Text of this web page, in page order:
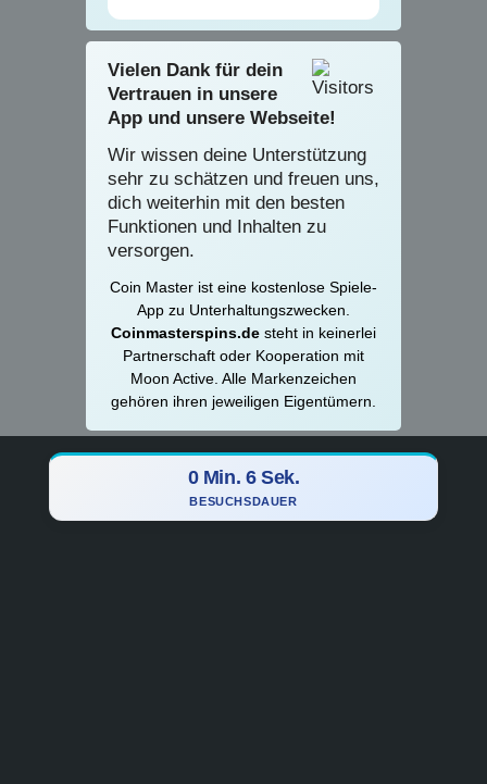
Vielen Dank für dein
Vertrauen in unsere
App und unsere Webseite!
Wir wissen deine Unterstützung
sehr zu schätzen und freuen uns,
dich weiterhin mit den besten
Funktionen und Inhalten zu
versorgen.
Coin Master ist eine kostenlose Spiele-
App zu Unterhaltungszwecken.
Coinmasterspins.de steht in keinerlei
Partnerschaft oder Kooperation mit
Moon Active. Alle Markenzeichen
gehören ihren jeweiligen Eigentümern.
0 Min. 7 Sek.
BESUCHSDAUER